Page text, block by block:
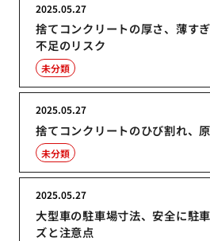
捨てコンクリートの厚さ、薄す
不足のリスク
2025.05.27
未分類
捨てコンクリートのひび割れ、
2025.05.27
未分類
大型車の駐車場寸法、安全に駐
ズと注意点
2025.05.27